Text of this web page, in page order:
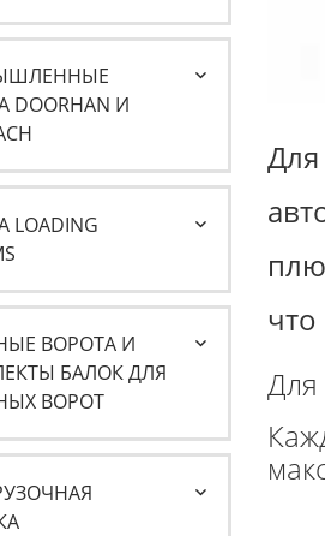
DOORHAN И
LOADING
ВОРОТА И
БАЛОК ДЛЯ
ВОРОТ
Для